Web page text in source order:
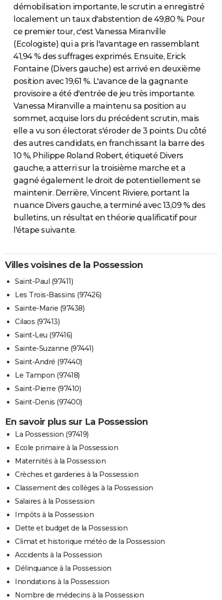
démobilisation importante, le scrutin a enregistré
localement un taux d'abstention de 49,80 %. Pour
ce premier tour, c'est Vanessa Miranville
(Ecologiste) qui a pris l'avantage en rassemblant
41,94 % des suffrages exprimés. Ensuite, Erick
Fontaine (Divers gauche) est arrivé en deuxième
position avec 19,61 %. L'avance de la gagnante
provisoire a été d'entrée de jeu très importante.
Vanessa Miranville a maintenu sa position au
sommet, acquise lors du précédent scrutin, mais
elle a vu son électorat s'éroder de 3 points. Du côté
des autres candidats, en franchissant la barre des
10 %, Philippe Roland Robert, étiqueté Divers
gauche, a atterri sur la troisième marche et a
gagné également le droit de potentiellement se
maintenir. Derrière, Vincent Riviere, portant la
nuance Divers gauche, a terminé avec 13,09 % des
bulletins, un résultat en théorie qualificatif pour
l'étape suivante.
Villes voisines de la Possession
Saint-Paul (97411)
Les Trois-Bassins (97426)
Sainte-Marie (97438)
Cilaos (97413)
Saint-Leu (97416)
Sainte-Suzanne (97441)
Saint-André (97440)
Le Tampon (97418)
Saint-Pierre (97410)
Saint-Denis (97400)
En savoir plus sur La Possession
La Possession (97419)
Ecole primaire à la Possession
Maternités à la Possession
Crèches et garderies à la Possession
Classement des collèges à la Possession
Salaires à la Possession
Impôts à la Possession
Dette et budget de la Possession
Climat et historique météo de la Possession
Accidents à la Possession
Délinquance à la Possession
Inondations à la Possession
Nombre de médecins à la Possession